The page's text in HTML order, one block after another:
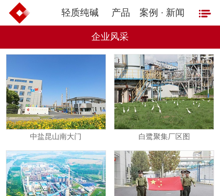
轻质纯碱 产品 案例 · 新闻
企业风采
中盐昆山南大门 白鹭聚集厂区图